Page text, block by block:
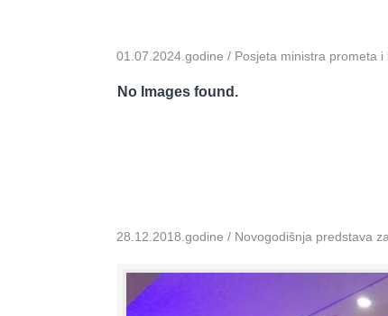
01.07.2024.godine / Posjeta ministra prometa
No Images found.
28.12.2018.godine / Novogodišnja predstava